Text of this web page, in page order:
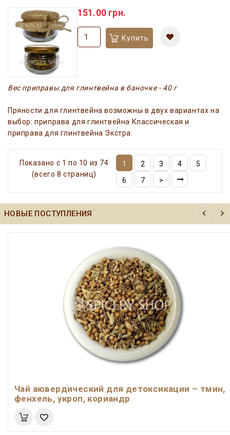
151.00 грн.
Купить
Вес приправы для глинтвейна в баночке - 40 г
Пряности для глинтвейна возможны в двух вариантах на
выбор: приправа для глинтвейна Классическая и
приправа для глинтвейна Экстра.
Показано с 1 по 10 из 74
(всего 8 страниц)
1 2 3 4
5
6
7 >
НОВЫЕ ПОСТУПЛЕНИЯ
Чай аювердический для детоксикации – тмин,
фенхель, укроп, кориандр